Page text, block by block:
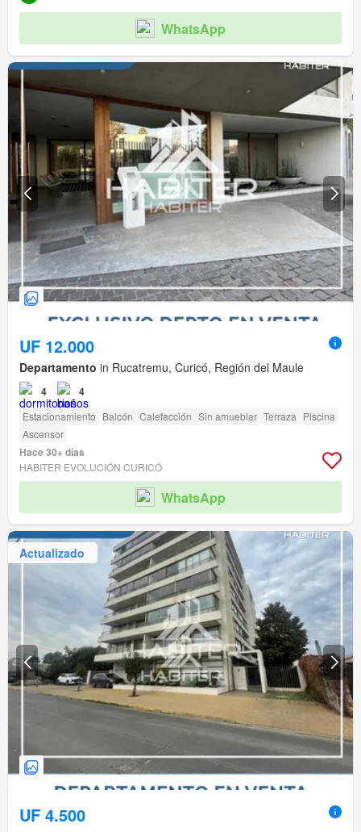
WhatsApp
UF 12.000
Departamento in Rucatremu, Curicó, Región del Maule
4 4
Estacionamiento Balcón Calefacción Sin amueblar Terraza Piscina
Ascensor
Hace 30+ días
HABITER EVOLUCIÓN CURICÓ
WhatsApp
Actualizado
UF 4.500